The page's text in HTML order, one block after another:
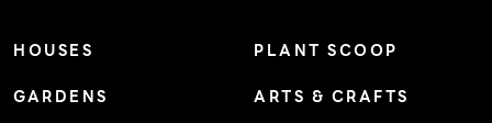
HOUSES
GARDENS
PLANT SCOOP
ARTS & CRAFTS